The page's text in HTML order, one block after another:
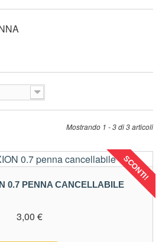
Mostrando 1 - 3 di 3 articoli
SCONTI!
0.7 PENNA CANCELLABILE
3,00 €